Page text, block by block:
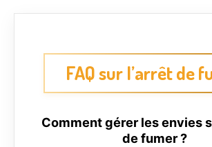
FAQ sur l’arrêt de
Comment gérer les envies
de fumer ?